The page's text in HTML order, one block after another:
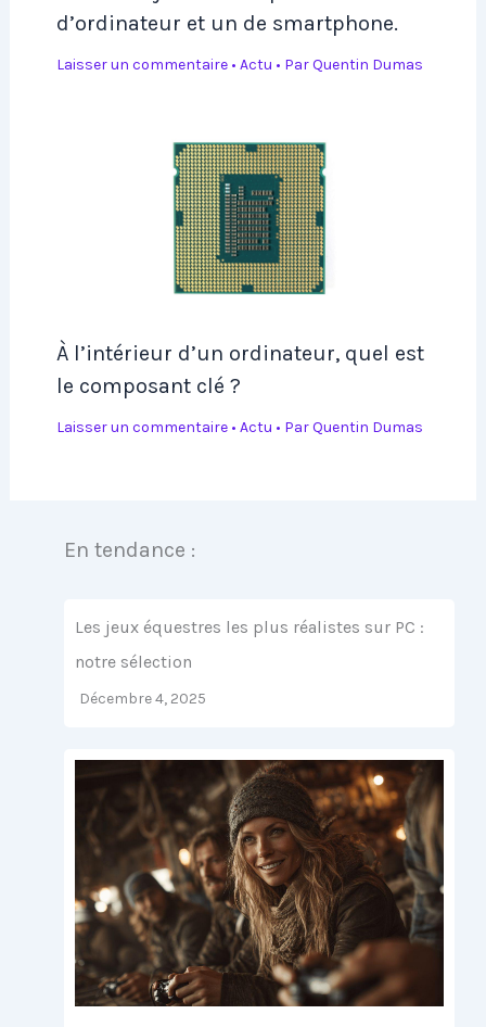
d’ordinateur et un de smartphone.
Laisser un commentaire • Actu • ParQuentin Dumas
À l’intérieur d’un ordinateur, quel est
le composant clé ?
Laisser un commentaire • Actu • ParQuentin Dumas
En tendance :
Les jeux équestres les plus réalistes sur PC :
notre sélection
Décembre 4, 2025